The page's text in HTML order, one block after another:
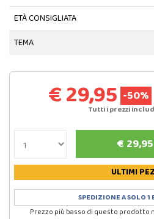
ETÀ CONSIGLIATA
TEMA
€ 29,95 -50%
Tutti i prezzi
€ 29,95
ULTIMI
SPEDIZIONE A SOLO 1
Prezzo più basso di questo prodotto